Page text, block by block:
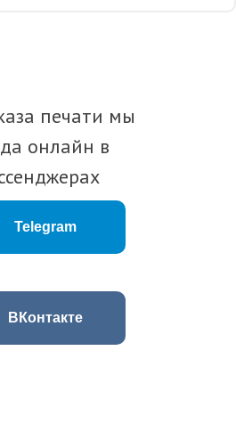
ВКонтакте
Telegram
печати мы
онлайн в